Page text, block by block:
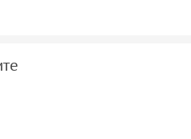
честь любимой жены
Самарканда.
историю
и судьбах